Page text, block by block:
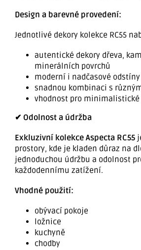
Design a barevné provedení:
Jednotlivé dekory kolekce RC55
autentické dekory dřeva,
minerálních povrchů
moderní i nadčasové odstíny
snadnou kombinaci s
vhodnost pro
✔ Odolnost a údržba
Exkluzivní kolekce Aspecta RC55
prostory, kde je kladen důraz na
jednoduchou údržbu a odolnost
každodennímu zatížení.
Vhodné použití:
obývací pokoje
ložnice
kuchyně
chodby